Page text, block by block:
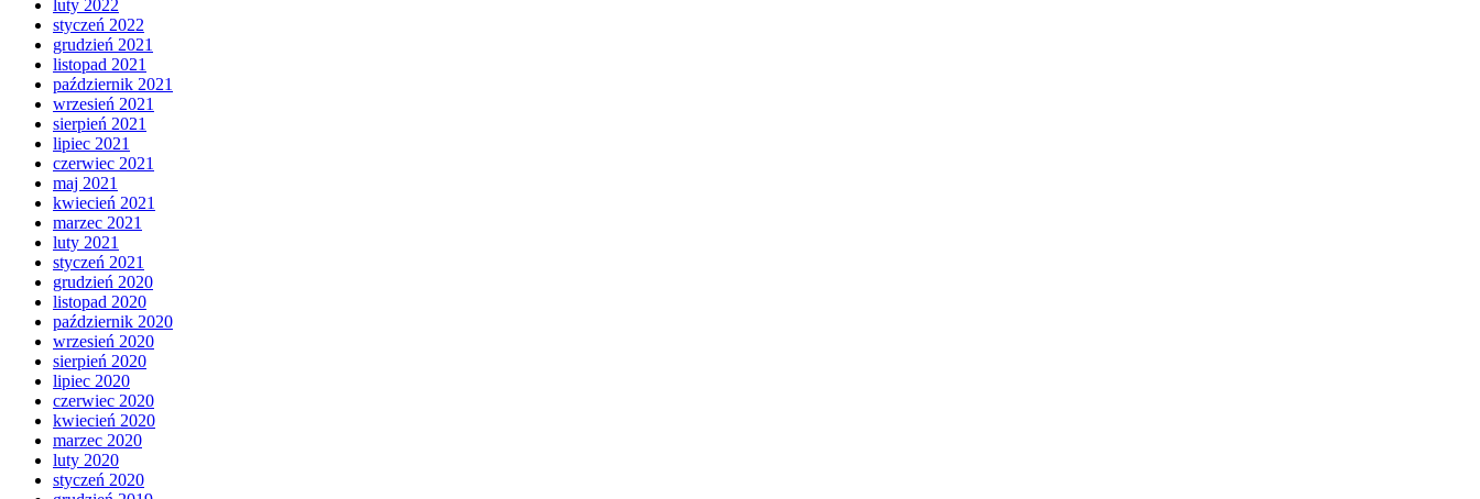
luty 2022
styczeń 2022
grudzień 2021
listopad 2021
październik 2021
wrzesień 2021
sierpień 2021
lipiec 2021
czerwiec 2021
maj 2021
kwiecień 2021
marzec 2021
luty 2021
styczeń 2021
grudzień 2020
listopad 2020
październik 2020
wrzesień 2020
sierpień 2020
lipiec 2020
czerwiec 2020
kwiecień 2020
marzec 2020
luty 2020
styczeń 2020